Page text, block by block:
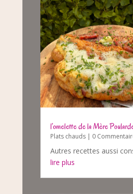
l’omelette de la Mère
Plats chauds| 0
Autres recettes aussi
lire plus